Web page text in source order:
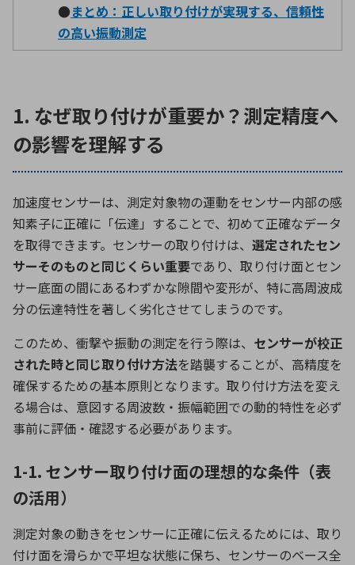
環境構築・開発システム
●まとめ：正しい取り付けが実現する、信頼性
の高い振動測定
1. なぜ取り付けが重要か？測定精度へ
の影響を理解する
加速度センサーは、測定対象物の運動をセンサー内部の感
知素子に正確に「伝達」することで、初めて正確なデータ
を取得できます。センサーの取り付けは、 選定されたセン
サーそのものと同じくらい重要であり、取り付け面とセン
サー底面の間にあるわずかな隙間や変形が、特に高周波成
分の伝達特性を著しく劣化させてしまうのです。
このため、衝撃や振動の測定を行う際は、 センサーが校正
された時と同じ取り付け方法を踏襲することが、高精度を
確保するための基本原則となります。取り付け方法を変え
る場合は、意図する周波数・振幅範囲での動的特性を必ず
事前に評価・確認する必要があります。
1-1. センサー取り付け面の理想的な条件（表
の活用）
測定対象の動きをセンサーに正確に伝えるためには、取り
付け面を滑らかで平坦な状態に保ち、センサーのベース全